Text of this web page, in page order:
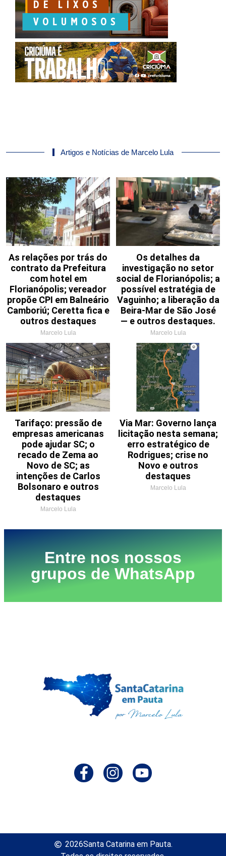
Artigos e Notícias de Marcelo Lula
As relações por trás do
contrato da Prefeitura
com hotel em
Florianópolis; vereador
propõe CPI em Balneário
Camboriú; Ceretta fica e
outros destaques
Marcelo Lula
Os detalhes da
investigação no setor
social de Florianópolis; a
possível estratégia de
Vaguinho; a liberação da
Beira-Mar de São José
— e outros destaques.
Marcelo Lula
Tarifaço: pressão de
empresas americanas
pode ajudar SC; o
recado de Zema ao
Novo de SC; as
intenções de Carlos
Bolsonaro e outros
destaques
Marcelo Lula
Via Mar: Governo lança
licitação nesta semana;
erro estratégico de
Rodrigues; crise no
Novo e outros
destaques
Marcelo Lula
Entre nos nossos
grupos de WhatsApp
2026Santa Catarina em Pauta.